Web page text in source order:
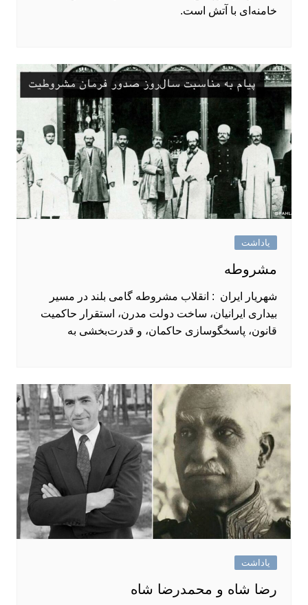
خامنه‌ای با آتش است.
یاداشت
مشروطه
شهریار ایران : انقلاب مشروطه گامی بلند در مسیر
بیداری ایرانیان، ساخت دولت مدرن، استقرار حاکمیت
قانون، پاسخگو‌سازی حاکمان، و قدرت‌بخشی به
یاداشت
رضا شاه و محمدرضا شاه